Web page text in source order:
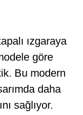
ızgaraya
göre
Bu modern
daha
sağlıyor.